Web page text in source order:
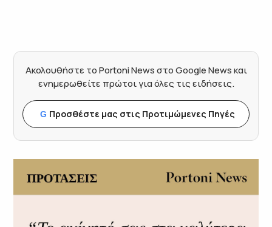
Ακολουθήστε το Portoni News στο Google News και
ενημερωθείτε πρώτοι για όλες τις ειδήσεις.
G Προσθέστε μας στις Προτιμώμενες Πηγές